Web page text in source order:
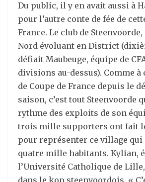
Du public, il y en avait aussi à
pour l’autre conte de fée de
France. Le club de
Nord évoluant en District
défiait Maubeuge, équipe de
divisions au-dessus). Comme à
de Coupe de France depuis le
saison, c’est tout Steenvoorde
rythme des exploits de son
trois mille supporters ont fait
pour représenter ce village qui
quatre mille habitants. Kylian,
l’Université Catholique de
dans le kop steenvoordois. «